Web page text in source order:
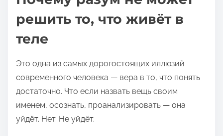
решить то, что живёт в
теле
Это одна из самых дорогостоящих иллюзий
современного человека — вера в то, что понять
достаточно. Что если назвать вещь своим
именем, осознать, проанализировать — она
уйдёт. Нет. Не уйдёт.